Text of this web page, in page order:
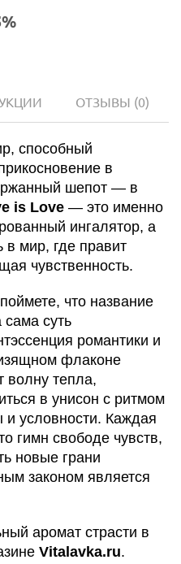
ОТЗЫВЫ (0)
способный
в
шепот — в
is Love — это именно
ингалятор, а
мир, где правит
чувственность.
что название
суть
романтики и
флаконе
тепла,
в унисон с ритмом
и условности. Каждая
гимн свободе чувств,
новые грани
законом является
аромат страсти в
Vitalavka.ru.